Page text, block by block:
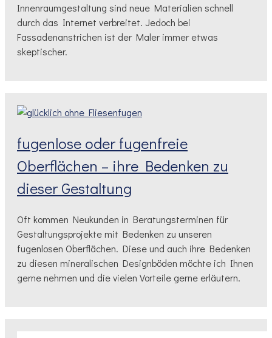
Innenraumgestaltung sind neue Materialien schnell
durch das Internet verbreitet. Jedoch bei
Fassadenanstrichen ist der Maler immer etwas
skeptischer.
fugenlose oder fugenfreie
Oberflächen – ihre Bedenken zu
dieser Gestaltung
Oft kommen Neukunden in Beratungsterminen für
Gestaltungsprojekte mit Bedenken zu unseren
fugenlosen Oberflächen. Diese und auch ihre Bedenken
zu diesen mineralischen Designböden möchte ich Ihnen
gerne nehmen und die vielen Vorteile gerne erläutern.